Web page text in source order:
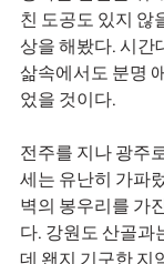
친 도공도 있지 않
상을 해봤다. 시간
삶속에서도 분명
었을 것이다.
전주를 지나 광주
세는 유난히 가파
벽의 봉우리를 가
다. 강원도 산골과
데 왠지 기구한 지